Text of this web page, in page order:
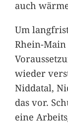
auch
Um
Rhein-Main
wieder
Niddatal,
das vor.
eine